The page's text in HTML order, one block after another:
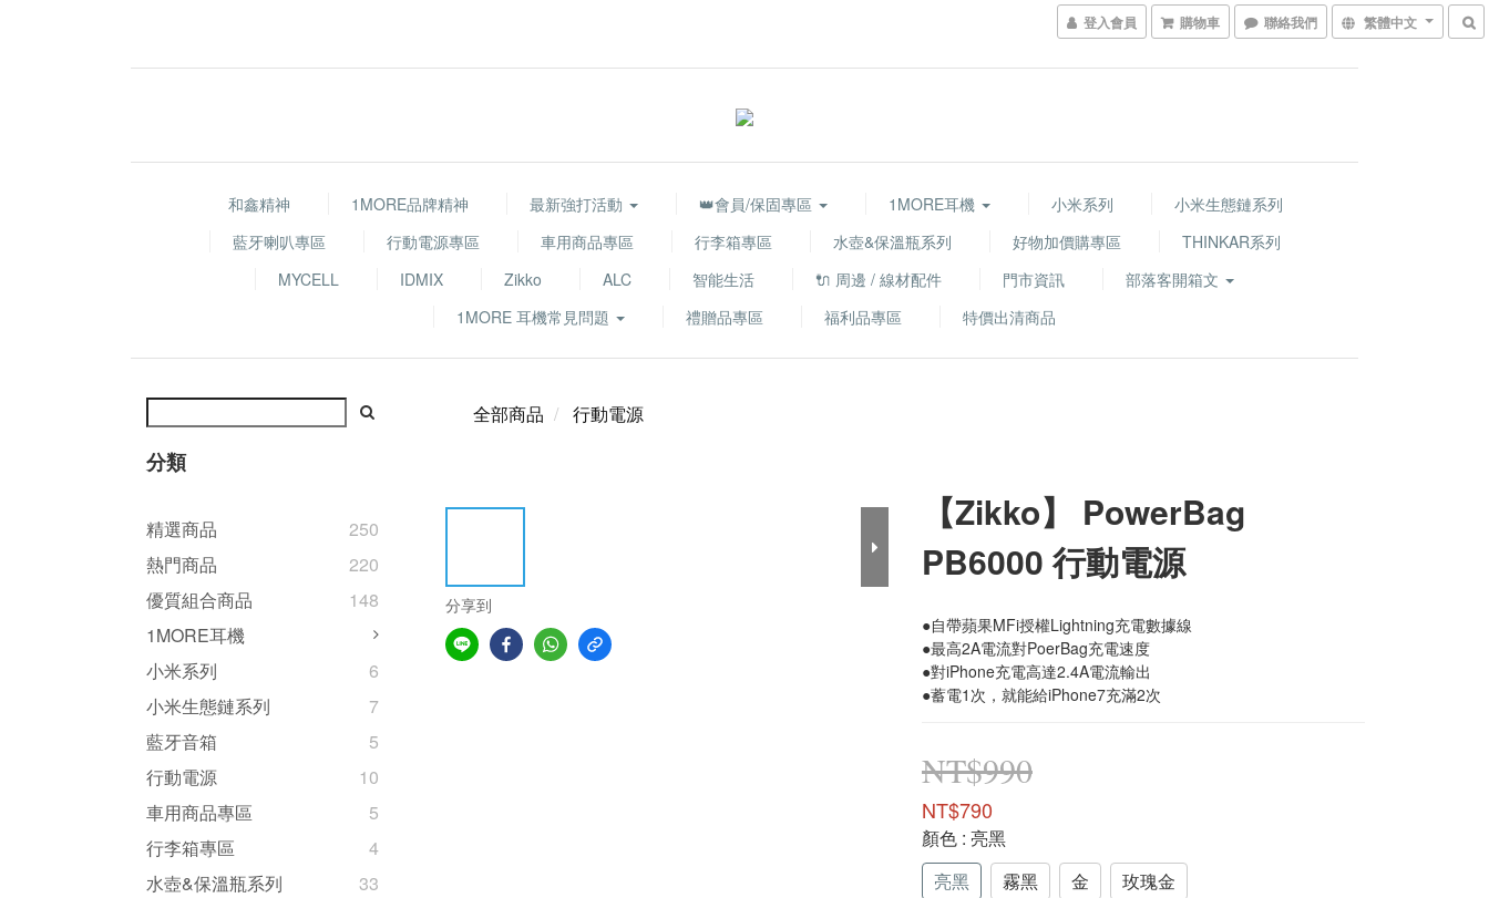
登入會員 購物車 聯絡我們 繁體中文
和鑫精神 1MORE品牌精神 最新強打活動 👑會員/保固專區 1MORE耳機 小米系列
小米生態鏈系列
藍牙喇叭專區
行動電源專區 車用商品專區 行李箱專區 水壺&保溫瓶系列 好物加價購專區
THINKAR系列
MYCELL
IDMIX Zikko ALC 智能生活 🔌 周邊 / 線材配件 門市資訊
部落客開箱文
1MORE 耳機常見問題
禮贈品專區 福利品專區 特價出清商品
分類
精選商品
250
熱門商品
220
優質組合商品
148
1MORE耳機
小米系列
6
小米生態鏈系列
7
藍牙音箱
5
行動電源
10
車用商品專區
5
行李箱專區
4
水壺&保溫瓶系列
33
全部商品 行動電源
分享到
【Zikko】 PowerBag
PB6000 行動電源
●自帶蘋果MFi授權Lightning充電數據線
●最高2A電流對PoerBag充電速度
●對iPhone充電高達2.4A電流輸出
●蓄電1次，就能給iPhone7充滿2次
NT$990
NT$790
顏色 : 亮黑
亮黑
霧黑 金 玫瑰金